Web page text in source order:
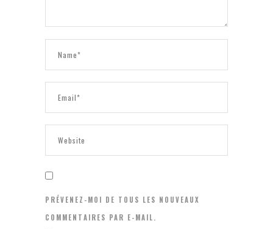
PRÉVENEZ-MOI DE TOUS LES NOUVEAUX
COMMENTAIRES PAR E-MAIL.